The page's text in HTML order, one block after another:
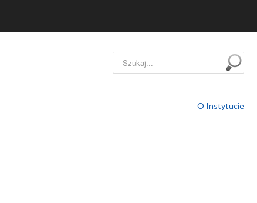
Szukaj...
O Instytucie